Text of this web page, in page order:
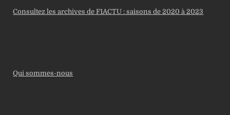
Consultez les archives de F1ACTU : saisons de 2020 à 2023
Qui sommes-nous